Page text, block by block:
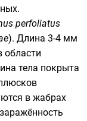
perfoliatus
). Длина 3-4 мм
области
тела покрыта
в жабрах